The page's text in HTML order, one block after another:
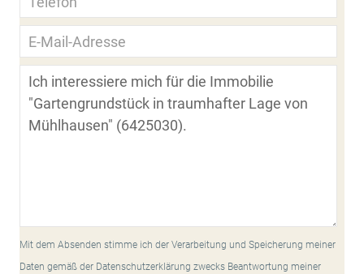
Mit dem Absenden stimme ich der Verarbeitung und Speicherung meiner
Daten gemäß der Datenschutzerklärung zwecks Beantwortung meiner